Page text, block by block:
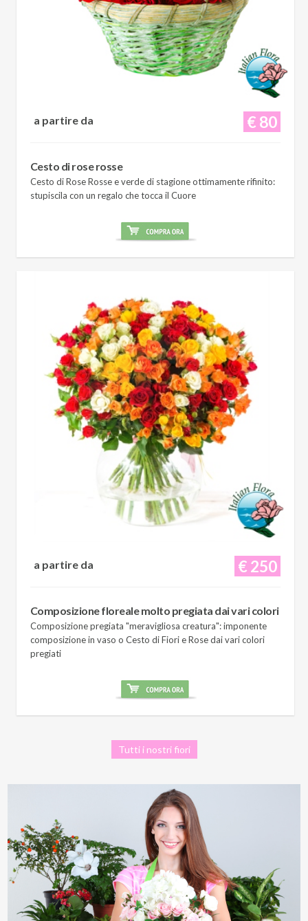
€ 80
a partire da
Cesto di rose rosse
Cesto di Rose Rosse e verde di stagione ottimamente rifinito:
stupiscila con un regalo che tocca il Cuore
€ 250
a partire da
Composizione floreale molto pregiata dai vari colori
Composizione pregiata "meravigliosa creatura": imponente
composizione in vaso o Cesto di Fiori e Rose dai vari colori
pregiati
Tutti i nostri fiori